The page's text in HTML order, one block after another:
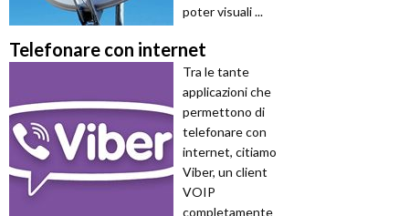
poter visuali ...
Telefonare con internet
Tra le tante
applicazioni che
permettono di
telefonare con
internet, citiamo
Viber, un client
VOIP
completamente